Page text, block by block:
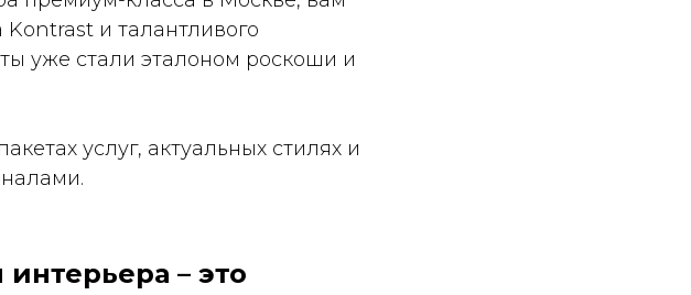
и талантливого
уже стали эталоном роскоши и
услуг, актуальных стилях и
– это